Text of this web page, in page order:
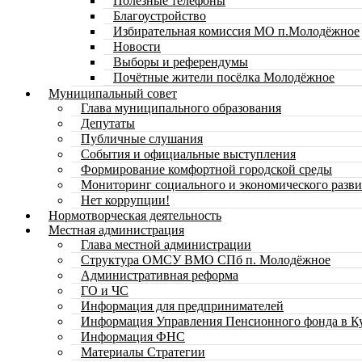
Благоустройство
Избирательная комиссия МО п.Молодёжное
Новости
Выборы и референдумы
Почётные жители посёлка Молодёжное
Муниципальный совет
Глава муниципального образования
Депутаты
Публичные слушания
События и официальные выступления
Формирование комфортной городской среды
Мониторинг социального и экономического
Нет коррупции!
Нормотворческая деятельность
Местная администрация
Глава местной администрации
Структура ОМСУ ВМО СПб п. Молодёжное
Административная реформа
ГО и ЧС
Информация для предпринимателей
Информация Управления Пенсионного фонда в
Информация ФНС
Материалы Стратегии